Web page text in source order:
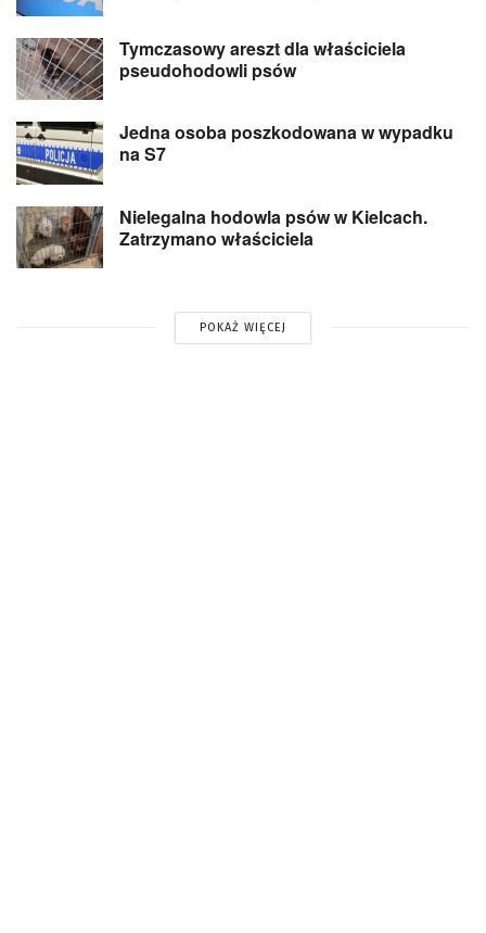
Tymczasowy areszt dla właściciela
pseudohodowli psów
Jedna osoba poszkodowana w wypadku
na S7
Nielegalna hodowla psów w Kielcach.
Zatrzymano właściciela
POKAŻ WIĘCEJ